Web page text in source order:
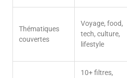
Thématiques
couvertes
Voyage, food,
tech, culture,
lifestyle
10+ filtres,